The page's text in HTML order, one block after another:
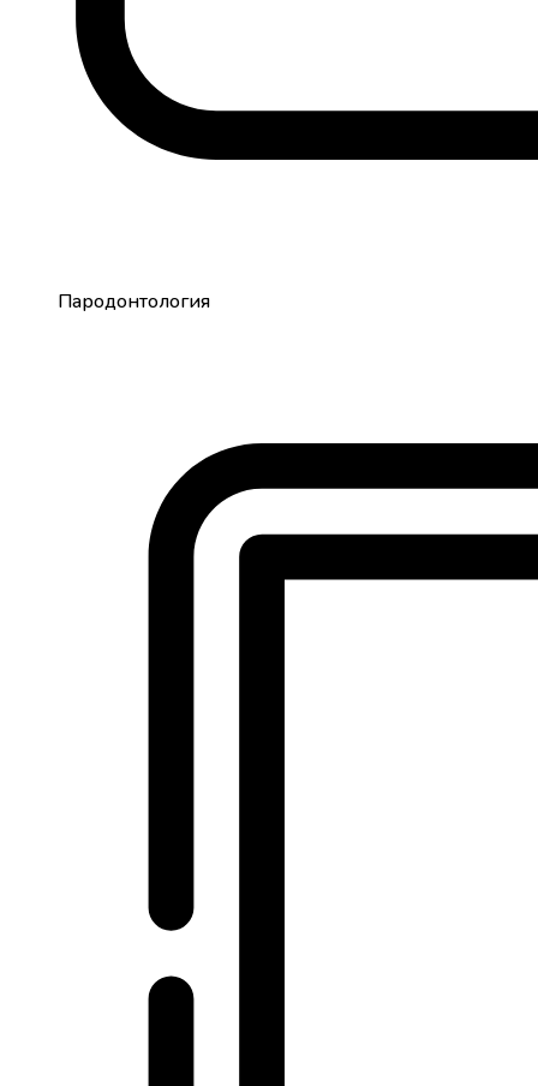
Пародонтология